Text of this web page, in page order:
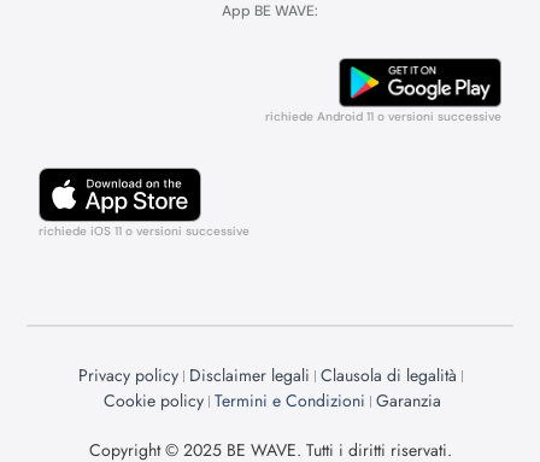
App BE WAVE:
richiede Android 11 o versioni successive
richiede iOS 11 o versioni successive
Privacy policy Disclaimer legali Clausola di legalità
Cookie policy Termini e Condizioni Garanzia
Copyright © 2025 BE WAVE. Tutti i diritti riservati.